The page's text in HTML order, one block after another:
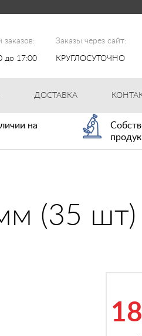
заказов:
до 17:00
Заказы через сайт:
КРУГЛОСУТОЧНО
ДОСТАВКА
на
(35 шт)